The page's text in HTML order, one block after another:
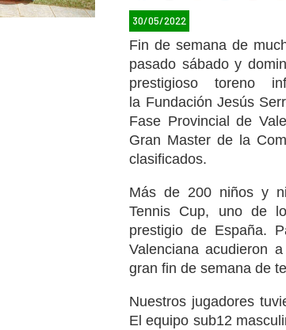
30/05/2022
Fin de semana de
pasado sábado y
prestigioso toreno
la Fundación Jesús
Fase Provincial de
Gran Master de la
clasificados.
Más de 200 niños y
Tennis Cup, uno de
prestigio de España.
Valenciana acudieron
gran fin de semana de
Nuestros jugadores
El equipo sub12